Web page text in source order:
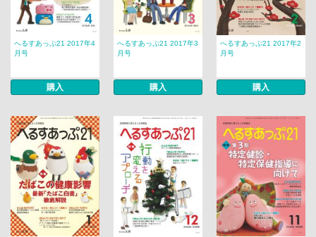
へるすあっぷ21 2017年4
月号
購入
へるすあっぷ21 2017年3
月号
購入
へるすあっぷ21 2017年2
月号
購入